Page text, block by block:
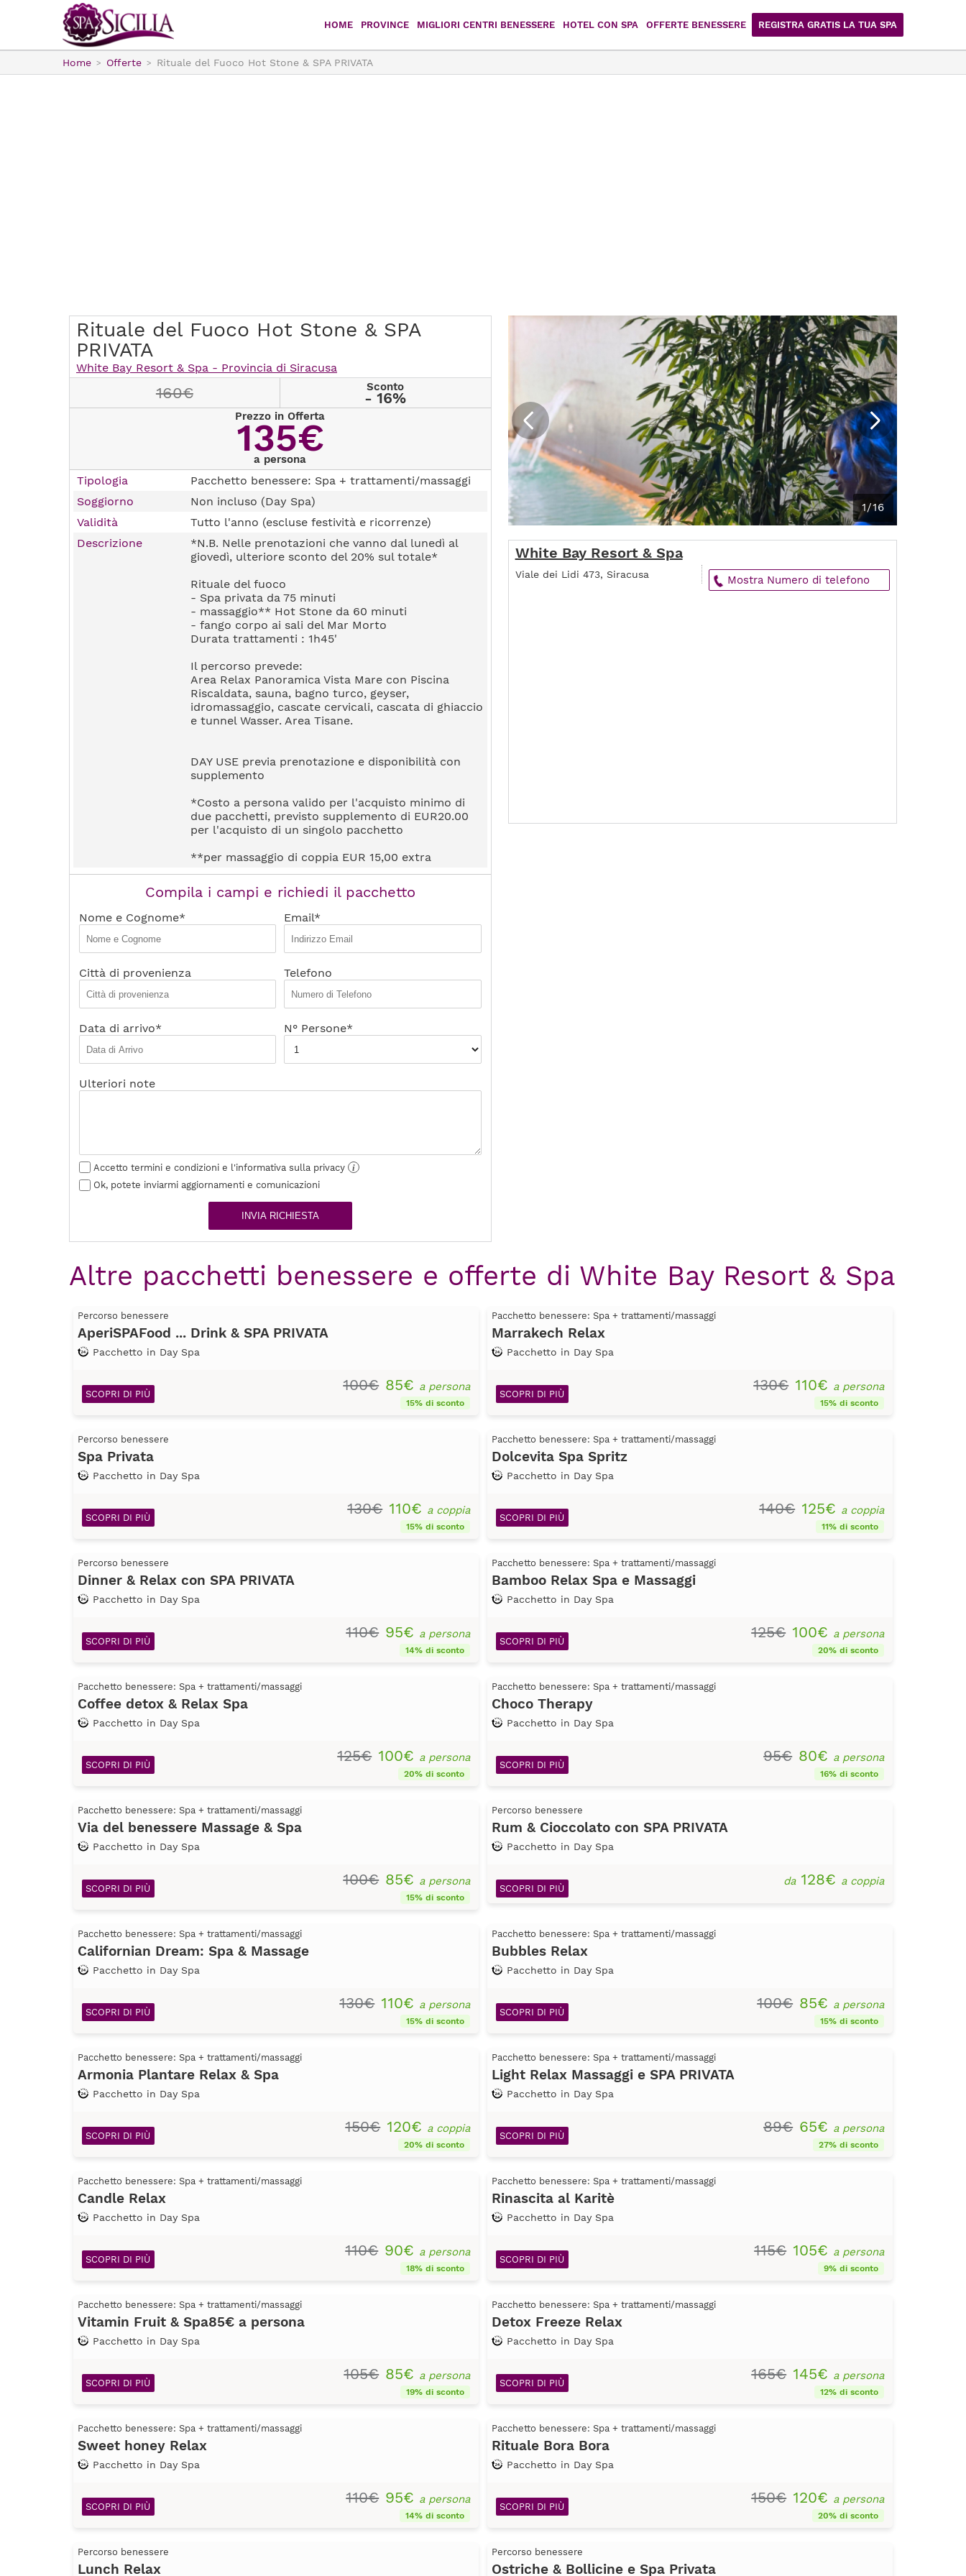
HOME PROVINCE
Agrigento
MIGLIORI CENTRI BENESSERE HOTEL CON SPA OFFERTE BENESSERE REGISTRA GRATIS LA TUA SPA
Home Offerte Rituale del Fuoco Hot Stone & SPA PRIVATA
Rituale del Fuoco Hot Stone & SPA
PRIVATA
White Bay Resort & Spa - Provincia di Siracusa
1/16
160€ Sconto
- 16%
Prezzo in Offerta
135€
a persona
Tipologia
Pacchetto benessere: Spa + trattamenti/massaggi
Soggiorno
Non incluso (Day Spa)
Validità
Tutto l'anno (escluse festività e ricorrenze)
Descrizione
*N.B. Nelle prenotazioni che vanno dal lunedì al
giovedì, ulteriore sconto del 20% sul totale*
Rituale del fuoco
- Spa privata da 75 minuti
- massaggio** Hot Stone da 60 minuti
- fango corpo ai sali del Mar Morto
Durata trattamenti : 1h45'
Il percorso prevede:
Area Relax Panoramica Vista Mare con Piscina
Riscaldata, sauna, bagno turco, geyser,
idromassaggio, cascate cervicali, cascata di ghiaccio
e tunnel Wasser. Area Tisane.
DAY USE previa prenotazione e disponibilità con
supplemento
*Costo a persona valido per l'acquisto minimo di
due pacchetti, previsto supplemento di EUR20.00
per l'acquisto di un singolo pacchetto
**per massaggio di coppia EUR 15,00 extra
Compila i campi e richiedi il pacchetto
Nome e Cognome* Email*
Città di provenienza Telefono
Data di arrivo* N° Persone*
Ulteriori note
Accetto termini e condizioni e l'informativa sulla privacy
i
Ok, potete inviarmi aggiornamenti e comunicazioni
INVIA RICHIESTA
White Bay Resort & Spa
Viale dei Lidi 473, Siracusa Mostra Numero di telefono
Altre pacchetti benessere e offerte di White Bay Resort & Spa
Percorso benessere
AperiSPAFood ... Drink & SPA PRIVATA
Pacchetto in Day Spa
100€ 85€ a persona
15% di sconto
SCOPRI DI PIÙ
Pacchetto benessere: Spa + trattamenti/massaggi
Marrakech Relax
Pacchetto in Day Spa
130€ 110€ a persona
15% di sconto
SCOPRI DI PIÙ
Percorso benessere
Spa Privata
Pacchetto in Day Spa
130€ 110€ a coppia
15% di sconto
SCOPRI DI PIÙ
Pacchetto benessere: Spa + trattamenti/massaggi
Dolcevita Spa Spritz
Pacchetto in Day Spa
140€ 125€ a coppia
11% di sconto
SCOPRI DI PIÙ
Percorso benessere
Dinner & Relax con SPA PRIVATA
Pacchetto in Day Spa
110€ 95€ a persona
14% di sconto
SCOPRI DI PIÙ
Pacchetto benessere: Spa + trattamenti/massaggi
Bamboo Relax Spa e Massaggi
Pacchetto in Day Spa
125€ 100€ a persona
20% di sconto
SCOPRI DI PIÙ
Pacchetto benessere: Spa + trattamenti/massaggi
Coffee detox & Relax Spa
Pacchetto in Day Spa
125€ 100€ a persona
20% di sconto
SCOPRI DI PIÙ
Pacchetto benessere: Spa + trattamenti/massaggi
Choco Therapy
Pacchetto in Day Spa
95€ 80€ a persona
16% di sconto
SCOPRI DI PIÙ
Pacchetto benessere: Spa + trattamenti/massaggi
Via del benessere Massage & Spa
Pacchetto in Day Spa
100€ 85€ a persona
15% di sconto
SCOPRI DI PIÙ
Percorso benessere
Rum & Cioccolato con SPA PRIVATA
Pacchetto in Day Spa
da128€ a coppia
SCOPRI DI PIÙ
Pacchetto benessere: Spa + trattamenti/massaggi
Californian Dream: Spa & Massage
Pacchetto in Day Spa
130€ 110€ a persona
15% di sconto
SCOPRI DI PIÙ
Pacchetto benessere: Spa + trattamenti/massaggi
Bubbles Relax
Pacchetto in Day Spa
100€ 85€ a persona
15% di sconto
SCOPRI DI PIÙ
Pacchetto benessere: Spa + trattamenti/massaggi
Armonia Plantare Relax & Spa
Pacchetto in Day Spa
150€ 120€ a coppia
20% di sconto
SCOPRI DI PIÙ
Pacchetto benessere: Spa + trattamenti/massaggi
Light Relax Massaggi e SPA PRIVATA
Pacchetto in Day Spa
89€ 65€ a persona
27% di sconto
SCOPRI DI PIÙ
Pacchetto benessere: Spa + trattamenti/massaggi
Candle Relax
Pacchetto in Day Spa
110€ 90€ a persona
18% di sconto
SCOPRI DI PIÙ
Pacchetto benessere: Spa + trattamenti/massaggi
Rinascita al Karitè
Pacchetto in Day Spa
115€ 105€ a persona
9% di sconto
SCOPRI DI PIÙ
Pacchetto benessere: Spa + trattamenti/massaggi
Vitamin Fruit & Spa85€ a persona
Pacchetto in Day Spa
105€ 85€ a persona
19% di sconto
SCOPRI DI PIÙ
Pacchetto benessere: Spa + trattamenti/massaggi
Detox Freeze Relax
Pacchetto in Day Spa
165€ 145€ a persona
12% di sconto
SCOPRI DI PIÙ
Pacchetto benessere: Spa + trattamenti/massaggi
Sweet honey Relax
Pacchetto in Day Spa
110€ 95€ a persona
14% di sconto
SCOPRI DI PIÙ
Pacchetto benessere: Spa + trattamenti/massaggi
Rituale Bora Bora
Pacchetto in Day Spa
150€ 120€ a persona
20% di sconto
SCOPRI DI PIÙ
Percorso benessere
Lunch Relax
Percorso benessere
Ostriche & Bollicine e Spa Privata